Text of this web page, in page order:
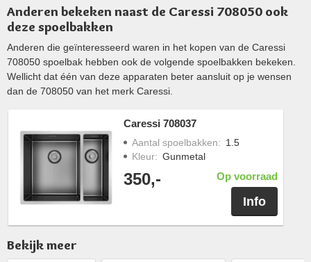
Anderen bekeken naast de Caressi 708050 ook
deze spoelbakken
Anderen die geïnteresseerd waren in het kopen van de Caressi
708050 spoelbak hebben ook de volgende spoelbakken bekeken.
Wellicht dat één van deze apparaten beter aansluit op je wensen
dan de 708050 van het merk Caressi.
Caressi 708037
Aantal spoelbakken: 1.5
Kleur: Gunmetal
350,- Op voorraad
Info
Bekijk meer